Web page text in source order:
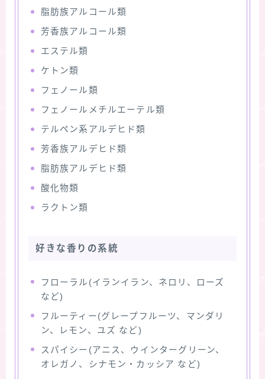
脂肪族アルコール類
芳香族アルコール類
エステル類
ケトン類
フェノール類
フェノールメチルエーテル類
テルペン系アルデヒド類
芳香族アルデヒド類
脂肪族アルデヒド類
酸化物類
ラクトン類
好きな香りの系統
フローラル(イランイラン、ネロリ、ローズ
など)
フルーティー(グレープフルーツ、マンダリ
ン、レモン、ユズ など)
スパイシー(アニス、ウインターグリーン、
オレガノ、シナモン・カッシア など)